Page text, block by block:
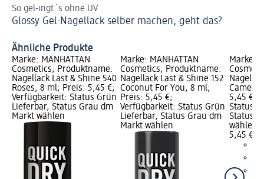
So gel-ingt´s ohne UV
Glossy Gel-Nagellack selber machen, geht das?
Ähnliche Produkte
Marke: MANHATTAN
Cosmetics; Produktname:
Nagellack Last & Shine 540
Roses, 8 ml; Preis: 5,45 €;
Verfügbarkeit: Status Grün
Lieferbar, Status Grau dm
Markt wählen
Marke: MANHATTAN
Cosmetics; Produktname:
Nagellack Last & Shine 152
Coconut For You, 8 ml;
Preis: 5,45 €;
Verfügbarkeit: Status Grün
Lieferbar, Status Grau dm
Markt wählen
Marke:
Cameo
5,45 €;
Status
Status
wählen
5,45 €